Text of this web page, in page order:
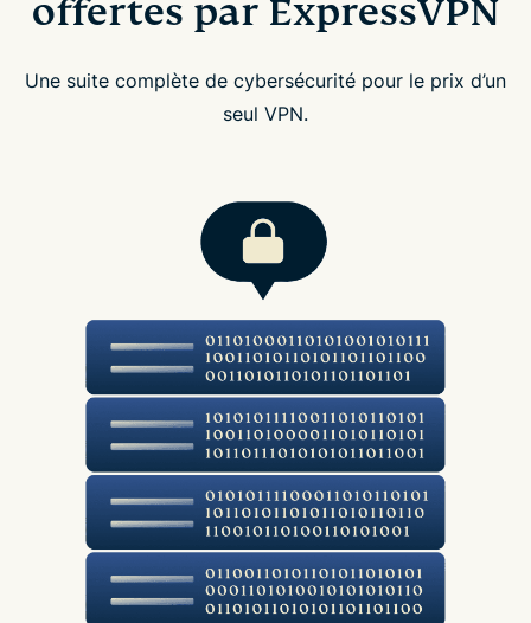
offertes par ExpressVPN
Une suite complète de cybersécurité pour le prix d’un
seul VPN.